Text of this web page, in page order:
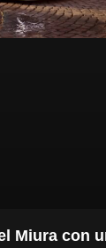
Miura con